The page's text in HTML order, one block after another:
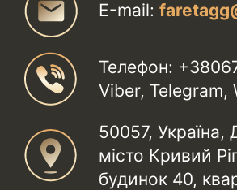
Е-mail:
Телефон:
Viber,
50057, Україна,
місто Кривий
будинок 40,